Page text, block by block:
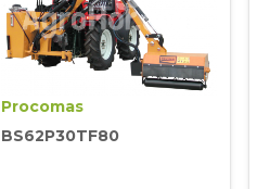
Procomas
BS62P30TF80